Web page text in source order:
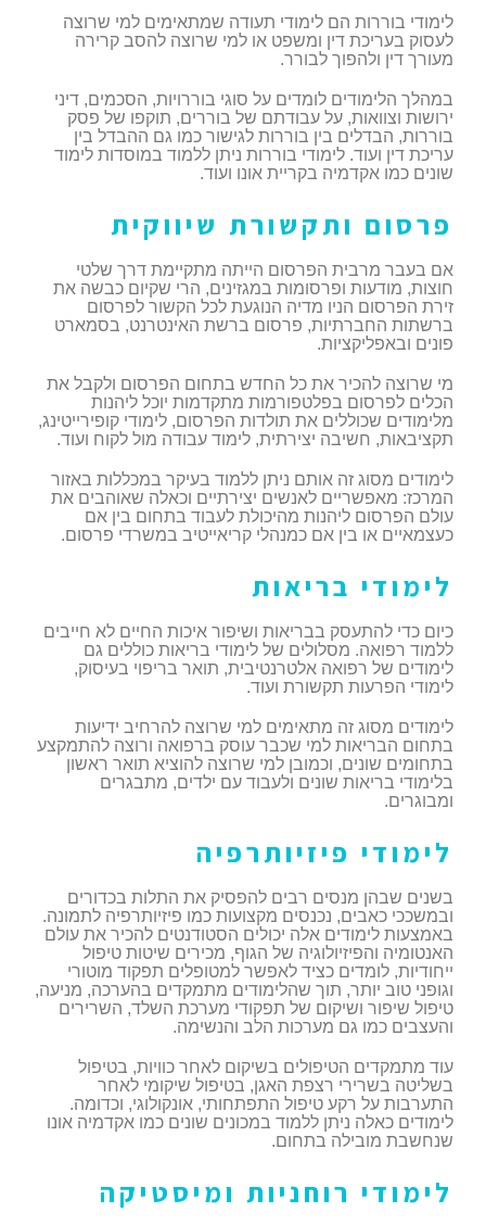
לימודי בוררות הם לימודי תעודה שמתאימים למי שרוצה
לעסוק בעריכת דין ומשפט או למי שרוצה להסב קרירה
מעורך דין ולהפוך לבורר.
במהלך הלימודים לומדים על סוגי בוררויות, הסכמים, דיני
ירושות וצוואות, על עבודתם של בוררים, תוקפו של פסק
בוררות, הבדלים בין בוררות לגישור כמו גם ההבדל בין
עריכת דין ועוד. לימודי בוררות ניתן ללמוד במוסדות לימוד
שונים כמו אקדמיה בקריית אונו ועוד.
פרסום ותקשורת שיווקית
אם בעבר מרבית הפרסום הייתה מתקיימת דרך שלטי
חוצות, מודעות ופרסומות במגזינים, הרי שקיום כבשה את
זירת הפרסום הניו מדיה הנוגעת לכל הקשור לפרסום
ברשתות החברתיות, פרסום ברשת האינטרנט, בסמארט
פונים ובאפליקציות.
מי שרוצה להכיר את כל החדש בתחום הפרסום ולקבל את
הכלים לפרסום בפלטפורמות מתקדמות יוכל ליהנות
מלימודים שכוללים את תולדות הפרסום, לימודי קופירייטינג,
תקציבאות, חשיבה יצירתית, לימוד עבודה מול לקוח ועוד.
לימודים מסוג זה אותם ניתן ללמוד בעיקר במכללות באזור
המרכז: מאפשריים לאנשים יצירתיים וכאלה שאוהבים את
עולם הפרסום ליהנות מהיכולת לעבוד בתחום בין אם
כעצמאיים או בין אם כמנהלי קריאייטיב במשרדי פרסום.
לימודי בריאות
כיום כדי להתעסק בבריאות ושיפור איכות החיים לא חייבים
ללמוד רפואה. מסלולים של לימודי בריאות כוללים גם
לימודים של רפואה אלטרנטיבית, תואר בריפוי בעיסוק,
לימודי הפרעות תקשורת ועוד.
לימודים מסוג זה מתאימים למי שרוצה להרחיב ידיעות
בתחום הבריאות למי שכבר עוסק ברפואה ורוצה להתמקצע
בתחומים שונים, וכמובן למי שרוצה להוציא תואר ראשון
בלימודי בריאות שונים ולעבוד עם ילדים, מתבגרים
ומבוגרים.
לימודי פיזיותרפיה
בשנים שבהן מנסים רבים להפסיק את התלות בכדורים
ובמשככי כאבים, נכנסים מקצועות כמו פיזיותרפיה לתמונה.
באמצעות לימודים אלה יכולים הסטודנטים להכיר את עולם
האנטומיה והפיזיולוגיה של הגוף, מכירים שיטות טיפול
ייחודיות, לומדים כציד לאפשר למטופלים תפקוד מוטורי
וגופני טוב יותר, תוך שהלימודים מתמקדים בהערכה, מניעה,
טיפול שיפור ושיקום של תפקודי מערכת השלד, השרירים
והעצבים כמו גם מערכות הלב והנשימה.
עוד מתמקדים הטיפולים בשיקום לאחר כוויות, בטיפול
בשליטה בשרירי רצפת האגן, בטיפול שיקומי לאחר
התערבות על רקע טיפול התפתחותי, אונקולוגי, וכדומה.
לימודים כאלה ניתן ללמוד במכונים שונים כמו אקדמיה אונו
שנחשבת מובילה בתחום.
לימודי רוחניות ומיסטיקה